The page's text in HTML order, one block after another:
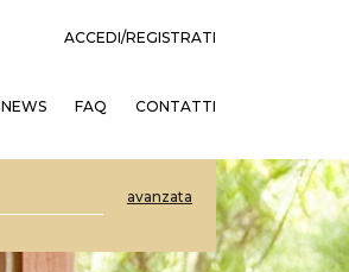
ACCEDI/REGISTRATI
NEWS FAQ CONTATTI
avanzata